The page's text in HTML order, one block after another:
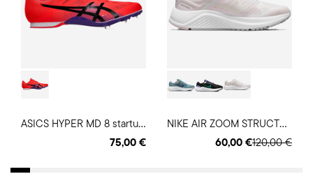
A
SICS HYPER MD 8 startukai
75,00 €
N
IKE AIR ZOOM STRUCTURE 24 moteriški bėgimo batai
120,00 €
60,00 €